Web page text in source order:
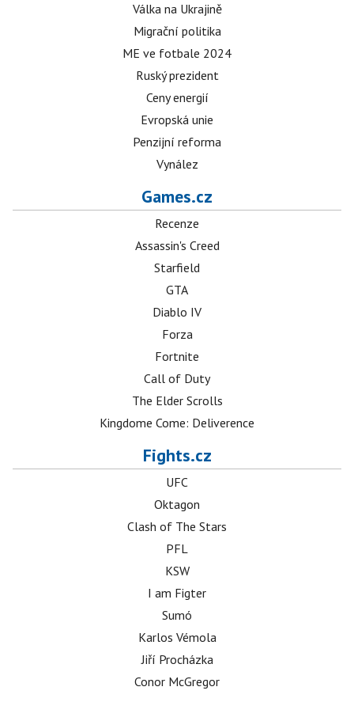
Válka na Ukrajině
Migrační politika
ME ve fotbale 2024
Ruský prezident
Ceny energií
Evropská unie
Penzijní reforma
Vynález
Games.cz
Recenze
Assassin's Creed
Starfield
GTA
Diablo IV
Forza
Fortnite
Call of Duty
The Elder Scrolls
Kingdome Come: Deliverence
Fights.cz
UFC
Oktagon
Clash of The Stars
PFL
KSW
I am Figter
Sumó
Karlos Vémola
Jiří Procházka
Conor McGregor